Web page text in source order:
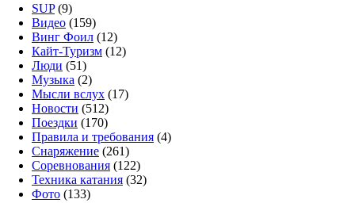
SUP(9)
Видео (159)
Винг Фоил (12)
Кайт-Туризм (12)
Люди (51)
Музыка (2)
Мысли вслух (17)
Новости (512)
Поездки (170)
Правила и требования (4)
Снаряжение (261)
Соревнования (122)
Техника катания (32)
Фото (133)